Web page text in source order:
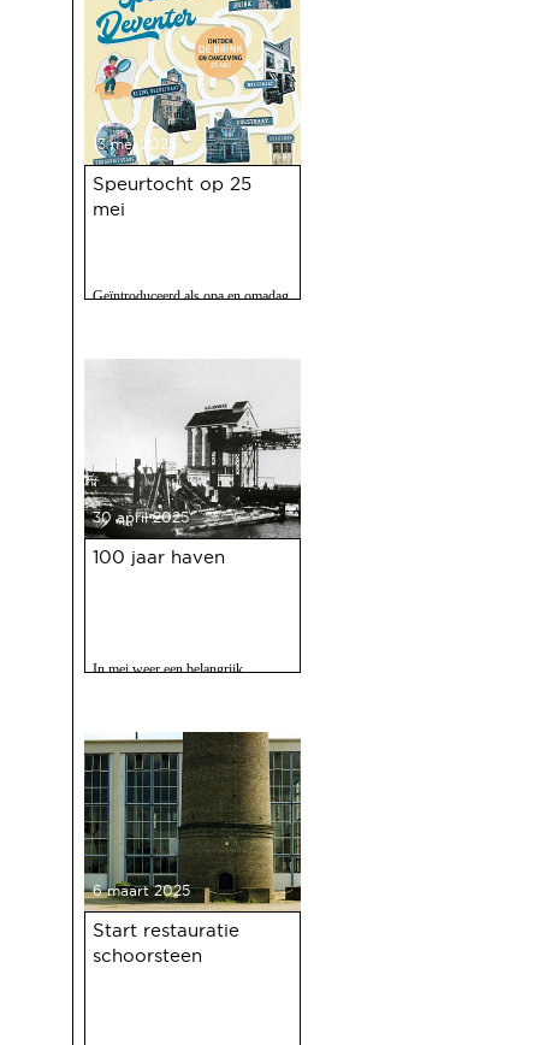
was een ongekend succes.
13 mei 2025
Speurtocht op 25
mei
Geïntroduceerd als opa en omadag
30 april 2025
100 jaar haven
In mei weer een belangrijk
haven 100 jaar bestaat.
6 maart 2025
Start restauratie
schoorsteen